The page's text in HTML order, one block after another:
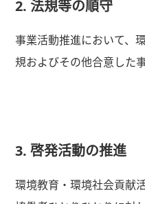
2. 法規等の順守
事業活動推進において、
規およびその他合意した
3. 啓発活動の推進
環境教育・環境社会貢献